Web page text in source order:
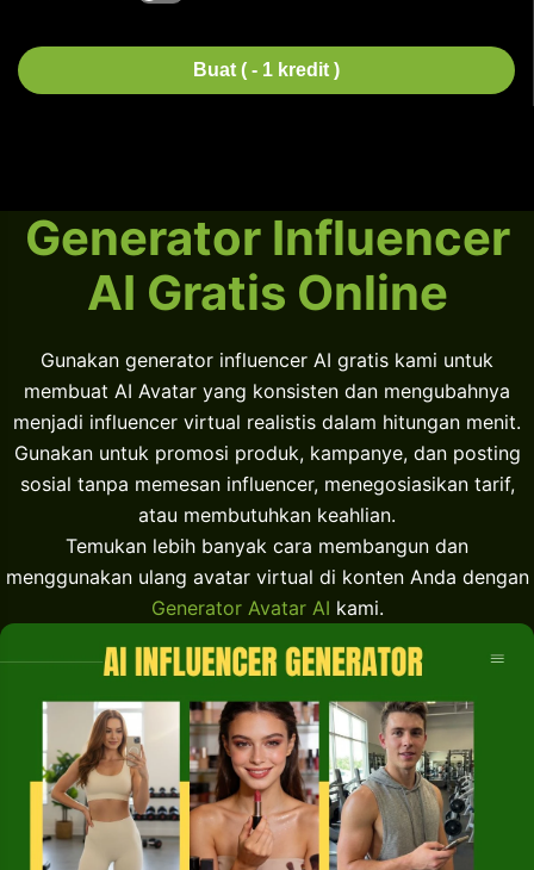
Buat ( - 1 kredit )
Generator Influencer
AI Gratis Online
Gunakan generator influencer AI gratis kami untuk
membuat AI Avatar yang konsisten dan mengubahnya
menjadi influencer virtual realistis dalam hitungan menit.
Gunakan untuk promosi produk, kampanye, dan posting
sosial tanpa memesan influencer, menegosiasikan tarif,
atau membutuhkan keahlian.
Temukan lebih banyak cara membangun dan
menggunakan ulang avatar virtual di konten Anda dengan
Generator Avatar AI kami.